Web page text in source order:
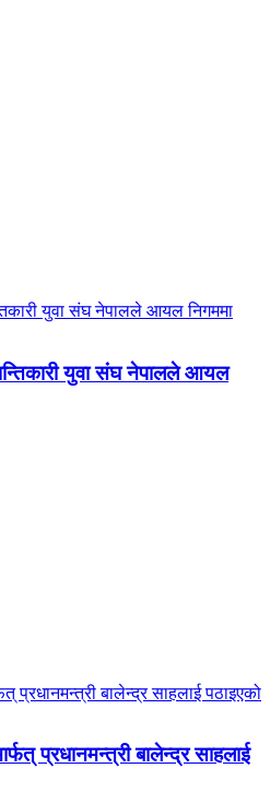
युवा संघ नेपालले आयल
प्रधानमन्त्री बालेन्द्र साहलाई